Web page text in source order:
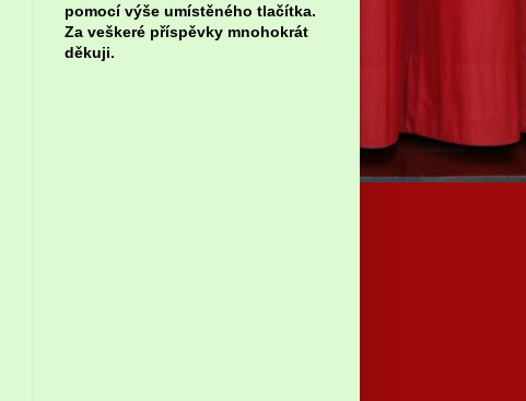
pomocí výše umístěného tlačítka.
Za veškeré příspěvky mnohokrát
děkuji.